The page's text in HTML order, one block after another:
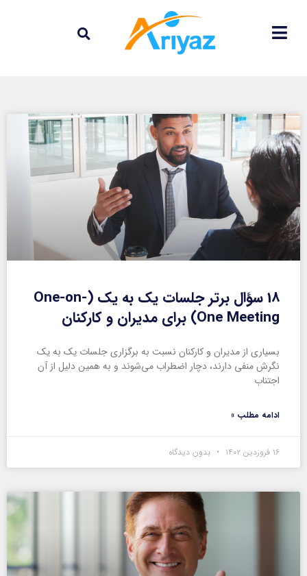
18 سؤال برتر جلسات یک به یک (One-on-
One Meeting) برای مدیران و کارکنان
بسیاری از مدیران و کارکنان نسبت به برگزاری جلسات یک به یک
نگرش منفی دارند، دچار اضطراب می‌شوند و به همین دلیل از آن
اجتناب
ادامه مطلب »
۱۶ فروردین ۱۴۰۲ بدون دیدگاه